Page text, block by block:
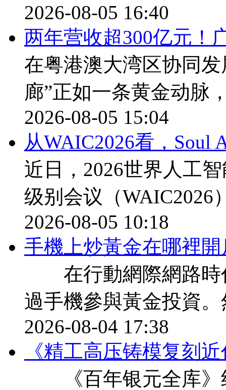
2026-08-05 16:40
两年营收超300亿元！
在粤港澳大湾区协同
廊”正如一条黄金动脉
2026-08-05 15:04
从WAIC2026看，Soul
近日，2026世界人工
级别会议（WAIC2026
2026-08-05 10:18
手機上炒黃金在哪裡
在行動網際網路時
過手機參與黃金投資
2026-08-04 17:38
《精工高压铸模复刻
《百年银元全库